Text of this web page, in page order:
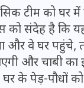
टीम को घर में
संदेह है कि
और वे घर पहुंचे,
और चाबी
के पेड़-पौधों
2025:
पर बंपर
जानें कब